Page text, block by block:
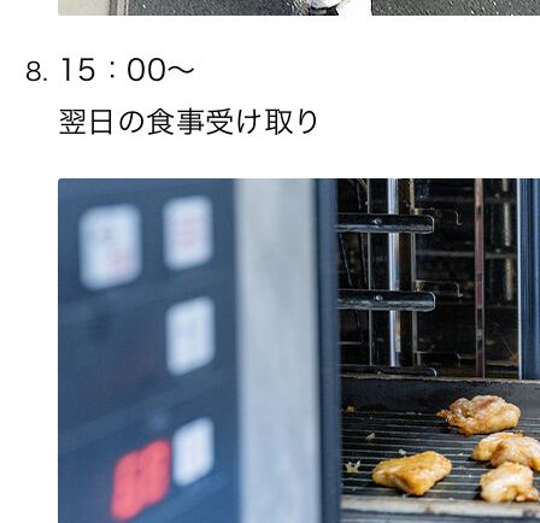
15：00〜
翌日の食事受け取り